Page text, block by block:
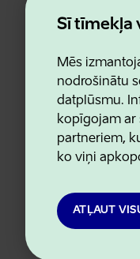
Šī tīmekļa
Mēs
nodrošinātu
datplūsmu.
kopīgojam ar
partneriem,
ko viņi
ATĻAUT